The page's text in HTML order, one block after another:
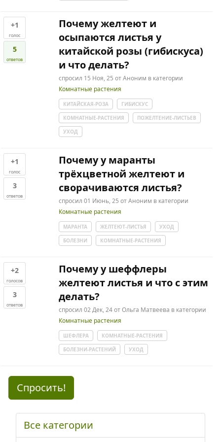
+1
голос
5
ответов
Почему желтеют и
осыпаются листья у
китайской розы (гибискуса)
и что делать?
спросил 15 Ноя, 25 отАноним в категории
Комнатные растения
КИТАЙСКАЯ-РОЗА
ГИБИСКУС
КОМНАТНЫЕ-РАСТЕНИЯ
ПОЖЕЛТЕНИЕ-ЛИСТЬЕВ
УХОД
+1
голос
3
ответов
Почему у маранты
трёхцветной желтеют и
сворачиваются листья?
спросил 01 Июнь, 25 отАноним в категории
Комнатные растения
МАРАНТА ЖЕЛТЕЮТ-ЛИСТЬЯ
УХОД
БОЛЕЗНИ
КОМНАТНЫЕ-РАСТЕНИЯ
+2
голосов
3
ответов
Почему у шеффлеры
желтеют листья и что с этим
делать?
спросил 02 Дек, 24 отОльга Матвеева в категории
Комнатные растения
ШЕФЛЕРА
КОМНАТНЫЕ-РАСТЕНИЯ
БОЛЕЗНИ-РАСТЕНИЙ
УХОД
Спросить!
Все категории